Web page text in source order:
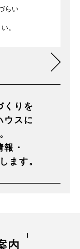
らい
。
くりを
ウスに
・
ます。